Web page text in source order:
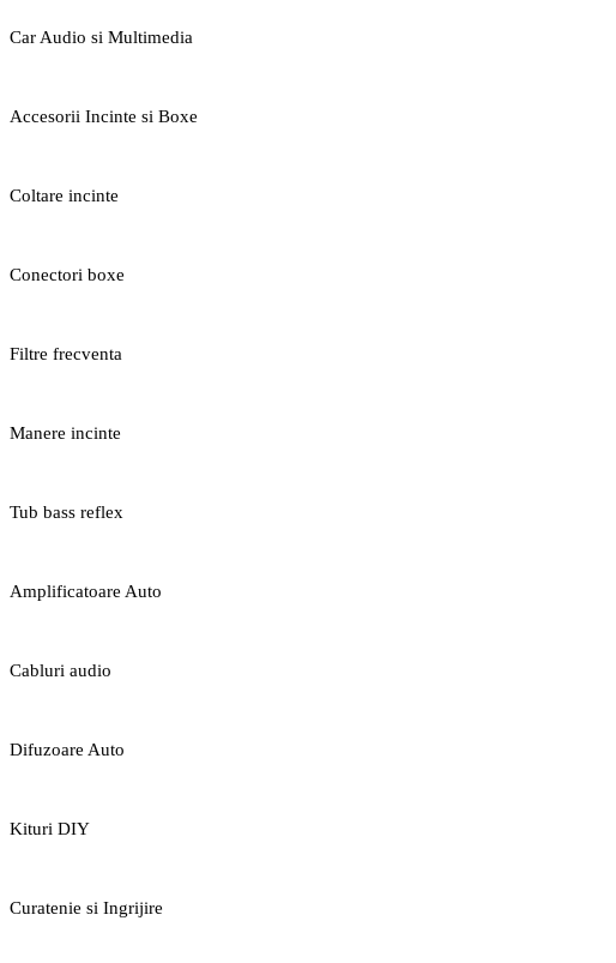
Car Audio si Multimedia
Accesorii Incinte si Boxe
Coltare incinte
Conectori boxe
Filtre frecventa
Manere incinte
Tub bass reflex
Amplificatoare Auto
Cabluri audio
Difuzoare Auto
Kituri DIY
Curatenie si Ingrijire